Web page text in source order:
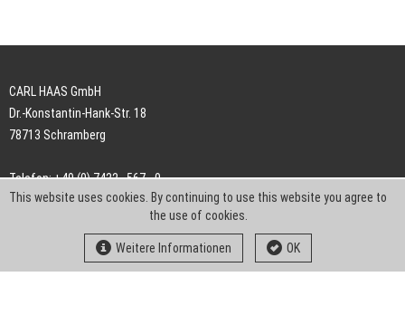
CARL HAAS GmbH
Dr.-Konstantin-Hank-Str. 18
78713 Schramberg
Telefon: +49 (0) 7422 . 567 - 0
Telefax: +49 (0) 7422 . 567 - 239
info-ch@kern-liebers.com
This website uses cookies. By continuing to use this website you agree to
the use of cookies.
Weitere Informationen OK